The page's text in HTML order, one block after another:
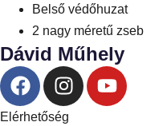
Belső védőhuzat
2 nagy méretű zseb
Dávid Műhely
Elérhetőség